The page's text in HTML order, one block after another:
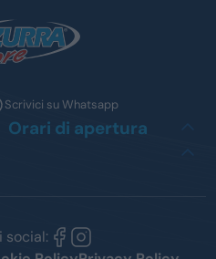
Scrivici su Whatsapp
Orari di apertura
social: